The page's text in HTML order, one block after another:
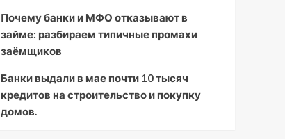
Почему банки и МФО отказывают в
займе: разбираем типичные промахи
заёмщиков
Банки выдали в мае почти 10 тысяч
кредитов на строительство и покупку
домов.